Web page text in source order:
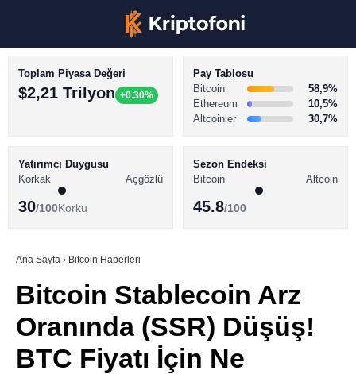
Youtube
TikTok
BİTCOİN HABERLERİ
ALTCOİN HABERLERİ
SÖZLÜK
Toplam Piyasa Değeri
$2,21 Trilyon +0.30%
Pay Tablosu
Bitcoin
58,9%
Ethereum
10,5%
Altcoinler
30,7%
Yatırımcı Duygusu
Korkak
Açgözlü
30/100Korku
Sezon Endeksi
Bitcoin
Altcoin
45.8/100
Ana Sayfa › Bitcoin Haberleri
Bitcoin Stablecoin Arz
Oranında (SSR) Düşüş!
BTC Fiyatı İçin Ne